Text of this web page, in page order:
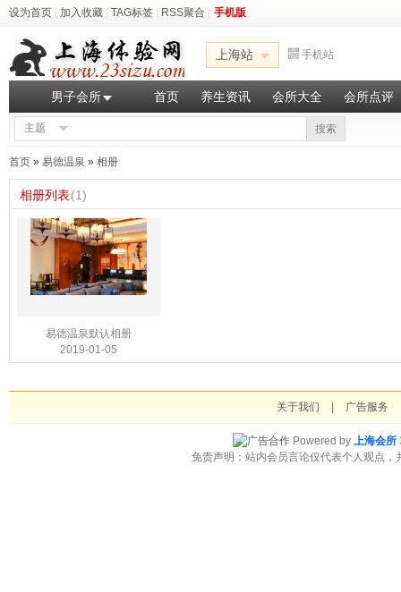
设为首页 加入收藏 TAG标签 RSS聚合 手机版
上海站 手机站
男子会所 首页 养生资讯 会所大全 会所点评
主题 搜索
首页 » 易德温泉 » 相册
相册列表(1)
易德温泉默认相册
2019-01-05
关于我们 广告服务
Powered by 上海会所
免责声明：站内会员言论仅代表个人观点